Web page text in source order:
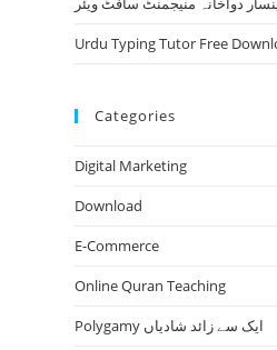
Urdu Typing Tutor Free
Categories
Digital Marketing
Download
E-Commerce
Online Quran Teaching
Polygamy ایک سے زائد شادیاں